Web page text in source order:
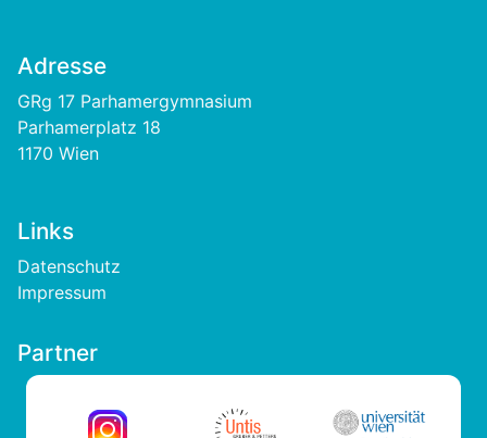
Adresse
GRg 17 Parhamergymnasium
Parhamerplatz 18
1170 Wien
Links
Footer
Datenschutz
Impressum
Partner